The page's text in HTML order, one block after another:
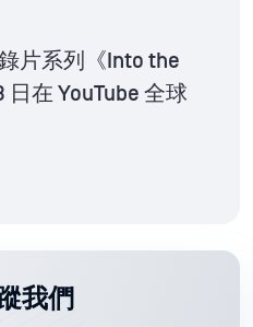
片系列《Into the
日在 YouTube 全球
我們